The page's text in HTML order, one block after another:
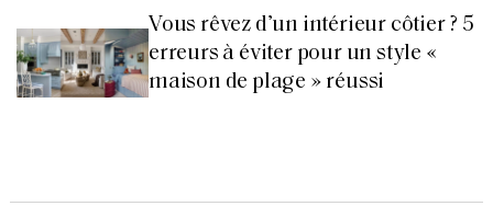
Vous rêvez d’un intérieur côtier ? 5
erreurs à éviter pour un style «
maison de plage » réussi